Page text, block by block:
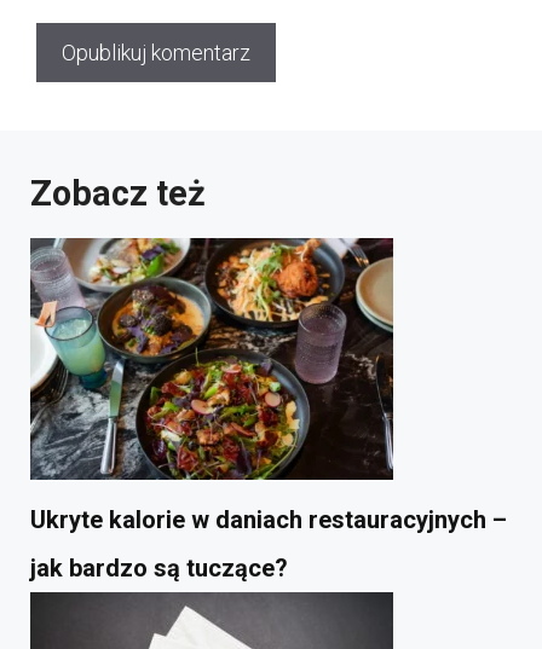
Zobacz też
Ukryte kalorie w daniach restauracyjnych –
jak bardzo są tuczące?